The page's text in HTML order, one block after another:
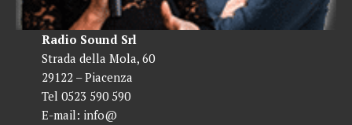
Radio Sound Srl
Strada della Mola, 60
29122 – Piacenza
Tel 0523 590 590
E-mail: info@